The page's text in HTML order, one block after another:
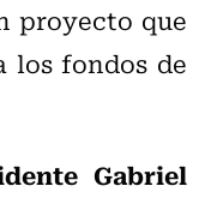
proyecto que
los fondos de
Gabriel